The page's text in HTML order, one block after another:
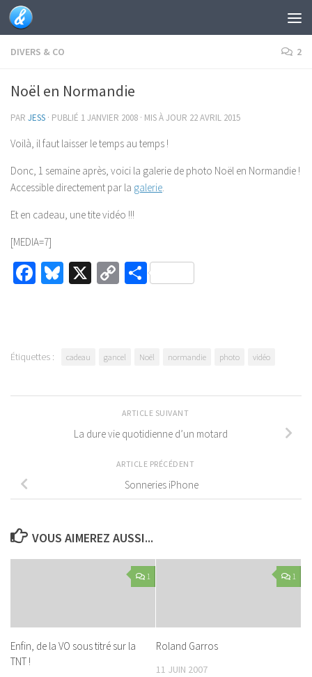
Skip to content
DIVERS & CO 2
Noël en Normandie
PAR JESS · PUBLIÉ 1 JANVIER 2008 · MIS À JOUR 22 AVRIL 2015
Voilà, il faut laisser le temps au temps !
Donc, 1 semaine après, voici la galerie de photo Noël en Normandie !
Accessible directement par la galerie.
Et en cadeau, une tite vidéo !!!
[MEDIA=7]
Facebook
Bluesky
X
CopyPartager
Étiquettes : cadeau gancel Noël normandie photo vidéo
ARTICLE SUIVANT
La dure vie quotidienne d’un motard
ARTICLE PRÉCÉDENT
Sonneries iPhone
VOUS AIMEREZ AUSSI...
1
Enfin, de la VO sous titré sur la
TNT !
1
Roland Garros
11 JUIN 2007